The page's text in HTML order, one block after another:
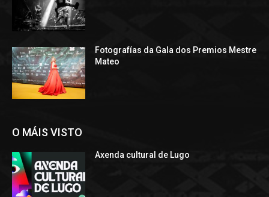
Fotografías da Gala dos Premios Mestre
Mateo
O MÁIS VISTO
Axenda cultural de Lugo